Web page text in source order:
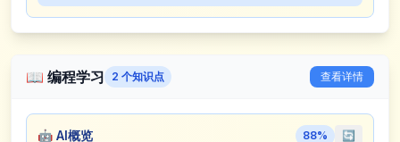
📖 编程学习 2 个知识点 查看详情
🤖 AI概览 88% 🔄